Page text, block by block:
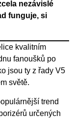
nezávislé
funguje, si
kvalitním
fanoušků po
jsou ty z řady V5
světě.
trend
určených